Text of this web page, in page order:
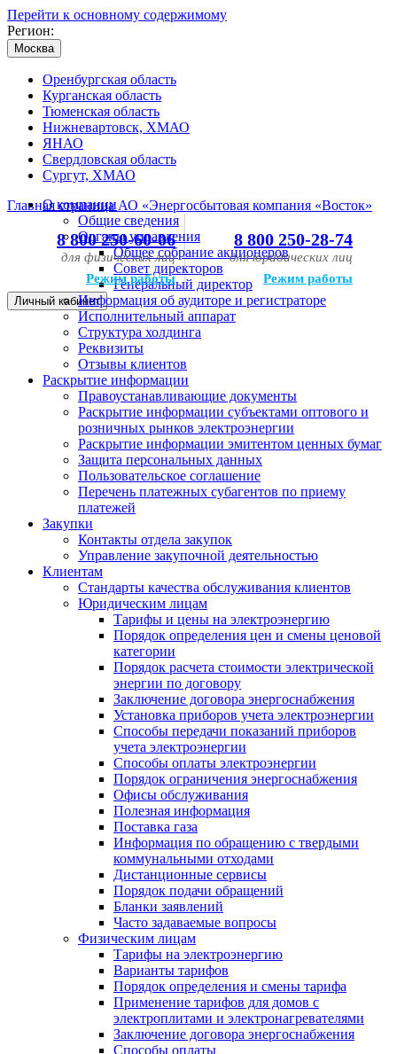
Перейти к основному содержимому
Регион:
Москва
Оренбургская область
Курганская область
Тюменская область
Нижневартовск, ХМАО
ЯНАО
Свердловская область
Сургут, ХМАО
Главная страница АО «Энергосбытовая компания «Восток»
8 800 250-60-06
для физических лиц
Режим работы
8 800 250-28-74
для юридических лиц
Режим работы
Личный кабинет
О компании
Общие сведения
Органы управления
Общее собрание акционеров
Совет директоров
Генеральный директор
Информация об аудиторе и регистраторе
Исполнительный аппарат
Структура холдинга
Реквизиты
Отзывы клиентов
Раскрытие информации
Правоустанавливающие документы
Раскрытие информации субъектами оптового и
розничных рынков электроэнергии
Раскрытие информации эмитентом ценных бумаг
Защита персональных данных
Пользовательское соглашение
Перечень платежных субагентов по приему
платежей
Закупки
Контакты отдела закупок
Управление закупочной деятельностью
Клиентам
Стандарты качества обслуживания клиентов
Юридическим лицам
Тарифы и цены на электроэнергию
Порядок определения цен и смены ценовой
категории
Порядок расчета стоимости электрической
энергии по договору
Заключение договора энергоснабжения
Установка приборов учета электроэнергии
Способы передачи показаний приборов
учета электроэнергии
Способы оплаты электроэнергии
Порядок ограничения энергоснабжения
Офисы обслуживания
Полезная информация
Поставка газа
Информация по обращению с твердыми
коммунальными отходами
Дистанционные сервисы
Порядок подачи обращений
Бланки заявлений
Часто задаваемые вопросы
Физическим лицам
Тарифы на электроэнергию
Варианты тарифов
Порядок определения и смены тарифа
Применение тарифов для домов с
электроплитами и электронагревателями
Заключение договора энергоснабжения
Способы оплаты